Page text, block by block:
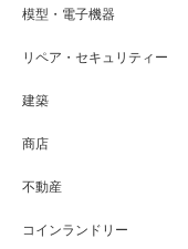
模型・電子機器
リペア・セキュリティー
建築
商店
不動産
コインランドリー